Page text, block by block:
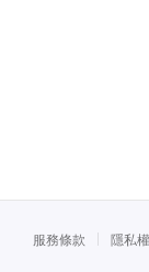
服務條款 隱私